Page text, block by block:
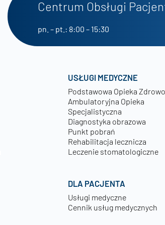
Centrum Obsługi
pn. – pt.: 8:00 – 15:30
USŁUGI MEDYCZNE
Podstawowa Opieka
Ambulatoryjna Opieka
Specjalistyczna
Diagnostyka obrazowa
Punkt pobrań
Rehabilitacja lecznicza
Leczenie stomatologiczne
DLA PACJENTA
Usługi medyczne
Cennik usług medycznych